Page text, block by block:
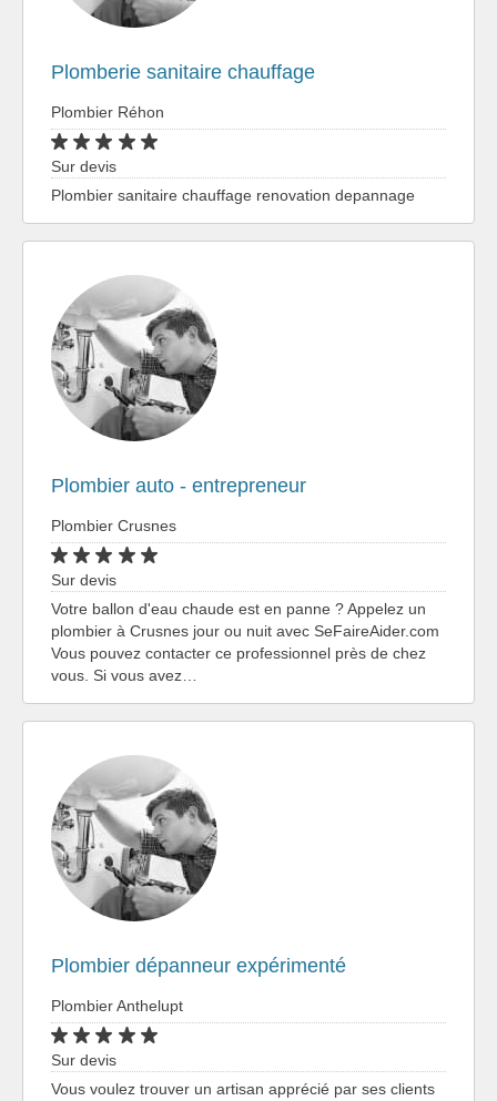
Plomberie sanitaire chauffage
Plombier Réhon
Sur devis
Plombier sanitaire chauffage renovation depannage
Plombier auto - entrepreneur
Plombier Crusnes
Sur devis
Votre ballon d'eau chaude est en panne ? Appelez un
plombier à Crusnes jour ou nuit avec SeFaireAider.com
Vous pouvez contacter ce professionnel près de chez
vous. Si vous avez…
Plombier dépanneur expérimenté
Plombier Anthelupt
Sur devis
Vous voulez trouver un artisan apprécié par ses clients